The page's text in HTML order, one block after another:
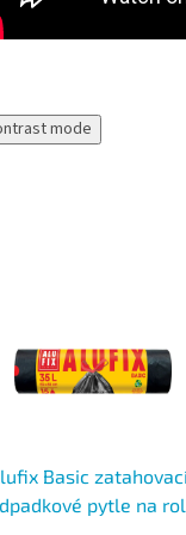
mode
Basic
pytle na